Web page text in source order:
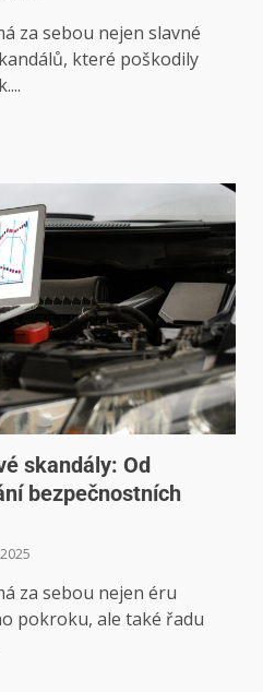
za sebou nejen slavné
které poškodily
skandály: Od
bezpečnostních
za sebou nejen éru
pokroku, ale také řadu